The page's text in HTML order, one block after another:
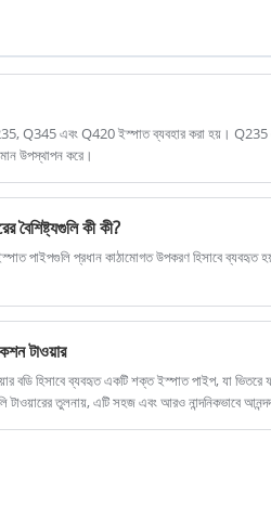
অ্যালো বা
Q345 এবং Q420 ইস্পাত ব্যবহার করা হয়।
উপস্থাপন করে।
বৈশিষ্ট্যগুলি কী কী?
পাইপগুলি প্রধান কাঠামোগত উপকরণ হিসাবে ব্যবহৃত
টাওয়ার
বডি হিসাবে ব্যবহৃত একটি শক্ত ইস্পাত পাইপ, যা
তুলনায়, এটি সহজ এবং আরও নান্দনিকভাবে